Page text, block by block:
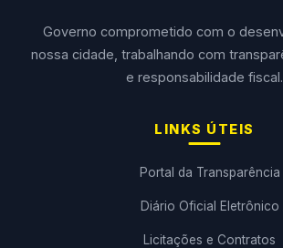
Governo comprometido com o
nossa cidade, trabalhando com
e responsabilidade fiscal.
LINKS ÚTEIS
Portal da Transparência
Diário Oficial Eletrônico
Licitações e Contratos